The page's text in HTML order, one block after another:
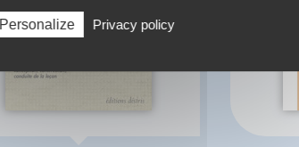
Personalize Privacy policy